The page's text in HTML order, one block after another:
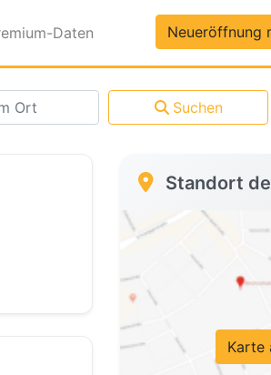
Daten Premium-DatenNeueröffnung
Suchen
Standort
Karte